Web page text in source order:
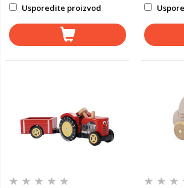
Usporedite proizvod